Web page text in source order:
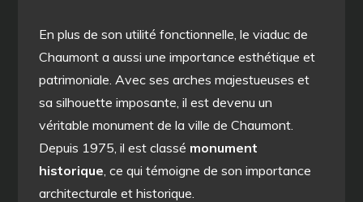
En plus de son utilité fonctionnelle, le viaduc de
Chaumont a aussi une importance esthétique et
patrimoniale. Avec ses arches majestueuses et
sa silhouette imposante, il est devenu un
véritable monument de la ville de Chaumont.
Depuis 1975, il est classé monument
historique, ce qui témoigne de son importance
architecturale et historique.